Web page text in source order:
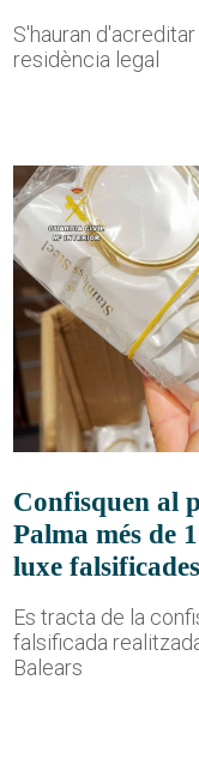
S'hauran
residència legal
Confisquen al
Palma més de
luxe falsificades
Es tracta de la
falsificada
Balears